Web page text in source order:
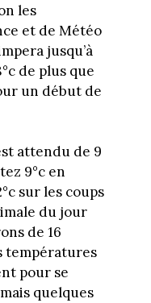
les
et de Météo
jusqu’à
de plus que
un début de
attendu de 9
9°c en
sur les coups
du jour
de 16
températures
pour se
quelques